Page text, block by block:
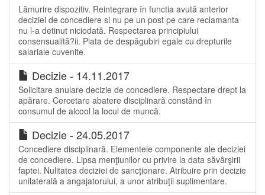
Lămurire dispozitiv. Reintegrare în functia avută anterior
deciziei de concediere si nu pe un post pe care reclamanta
nu l-a detinut niciodată. Respectarea principiului
consensualită?ii. Plata de despăgubiri egale cu drepturile
salariale cuvenite.
Decizie - 14.11.2017
Solicitare anulare decizie de concediere. Respectare drept la
apărare. Cercetare abatere disciplinară constând în
consumul de alcool la locul de muncă.
Decizie - 24.05.2017
Concediere disciplinară. Elementele componente ale deciziei
de concediere. Lipsa menţiunilor cu privire la data săvârşirii
faptei. Nulitatea deciziei de sancţionare. Atribuire prin decizie
unilaterală a angajatorului, a unor atribuţii suplimentare.